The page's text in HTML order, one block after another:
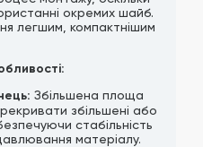
окремих шайб.
легшим, компактнішим
Збільшена площа
збільшені або
стабільність
матеріалу.